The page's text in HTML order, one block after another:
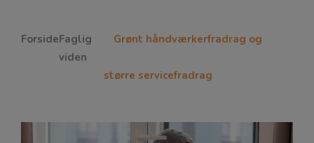
ForsideFaglig
viden
Grønt håndværkerfradrag og
større servicefradrag